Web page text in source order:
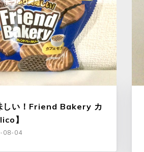
しい！Friend Bakery カ
】
08-04